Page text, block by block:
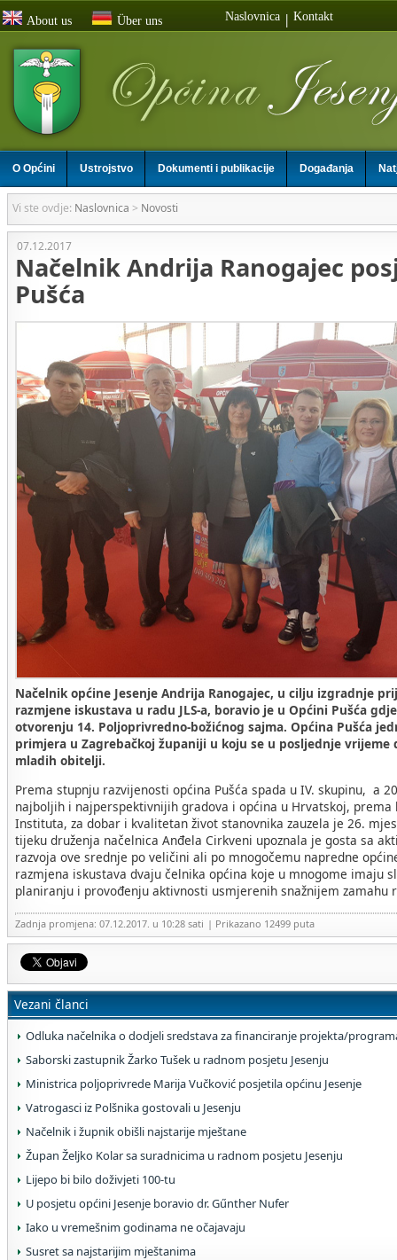
About us Über uns Naslovnica | Kontakt
O Općini Ustrojstvo Dokumenti i publikacije Događanja
Vi ste ovdje: Naslovnica > Novosti
07.12.2017
Načelnik Andrija Ranogajec
Pušća
Načelnik općine Jesenje Andrija Ranogajec, u cilju izgradnje
razmjene iskustava u radu JLS-a, boravio je u Općini Pušća
otvorenju 14. Poljoprivredno-božićnog sajma. Općina Pušća
primjera u Zagrebačkoj županiji u koju se u posljednje vrijeme
mladih obitelji.
Prema stupnju razvijenosti općina Pušća spada u IV. skupinu, a
najboljih i najperspektivnijih gradova i općina u Hrvatskoj,
Instituta, za dobar i kvalitetan život stanovnika zauzela je 26.
tijeku druženja načelnica Anđela Cirkveni upoznala je gosta sa
razvoja ove srednje po veličini ali po mnogočemu napredne
razmjena iskustava dvaju čelnika općina koje u mnogome imaju
planiranju i provođenju aktivnosti usmjerenih snažnijem zamahu
Zadnja promjena: 07.12.2017. u 10:28 sati | Prikazano 12499 puta
Vezani članci
Odluka načelnika o dodjeli sredstava za financiranje projekta/
Saborski zastupnik Žarko Tušek u radnom posjetu Jesenju
Ministrica poljoprivrede Marija Vučković posjetila općinu Jesenje
Vatrogasci iz Polšnika gostovali u Jesenju
Načelnik i župnik obišli najstarije mještane
Župan Željko Kolar sa suradnicima u radnom posjetu Jesenju
Lijepo bi bilo doživjeti 100-tu
U posjetu općini Jesenje boravio dr. Gűnther Nufer
Iako u vremešnim godinama ne očajavaju
Susret sa najstarijim mještanima